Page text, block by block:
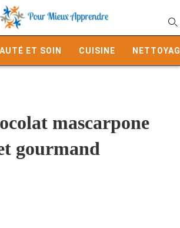
ET SOIN CUISINE
mascarpone
gourmand